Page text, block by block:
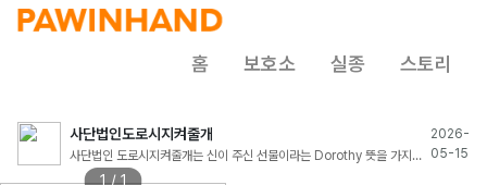
홈 보호소 실종 스토리
사단법인도로시지켜줄개
사단법인 도로시지켜줄개는 신이 주신 선물이라는 Dorothy 뜻을 가지고
시작합니다. 신이 인간에게 주신 대가 없는 사랑 반려동물이 아닐까 생각합
2026-
05-15
1 / 1